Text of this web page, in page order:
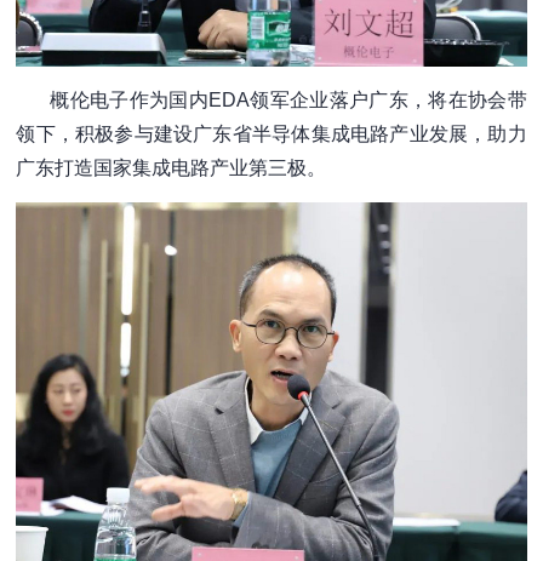
概伦电子作为国内EDA领军企业落户广东，将在协会带
领下，积极参与建设广东省半导体集成电路产业发展，助力
广东打造国家集成电路产业第三极。